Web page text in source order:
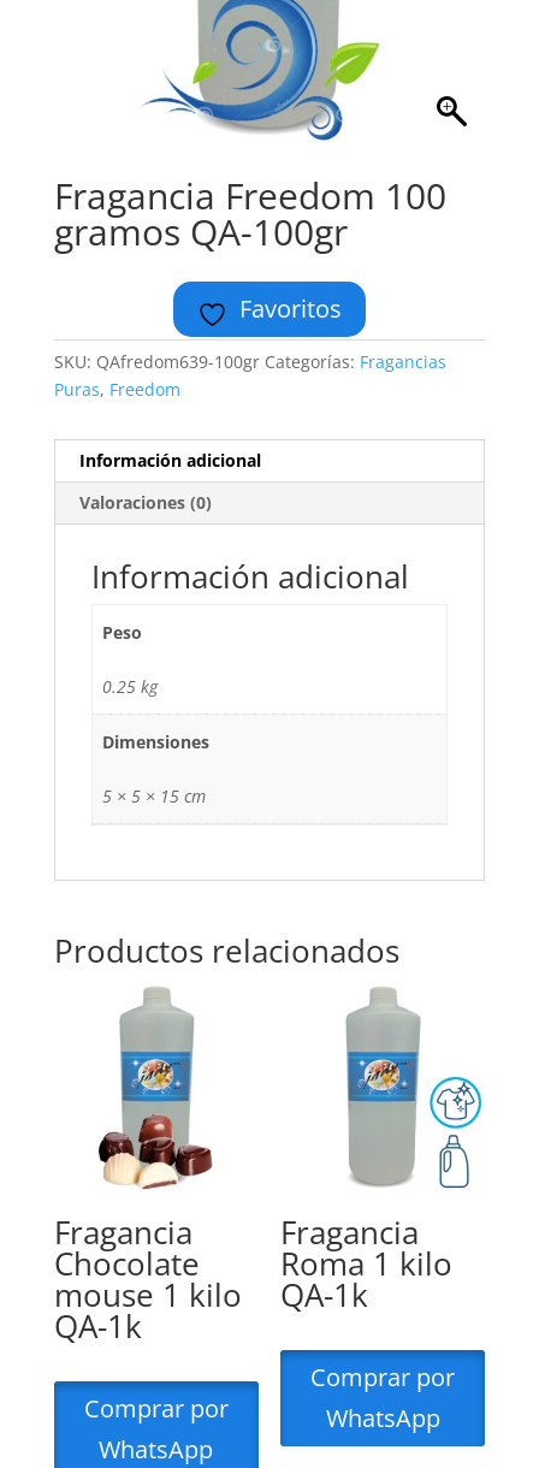
Fragancia Freedom 100
gramos QA-100gr
Favoritos
SKU: QAfredom639-100gr Categorías: Fragancias
Puras, Freedom
Información adicional
Valoraciones (0)
Información adicional
Peso
0.25 kg
Dimensiones
5 × 5 × 15 cm
Productos relacionados
Fragancia
Chocolate
mouse 1 kilo
QA-1k
Comprar por
WhatsApp
Fragancia
Roma 1 kilo
QA-1k
Comprar por
WhatsApp